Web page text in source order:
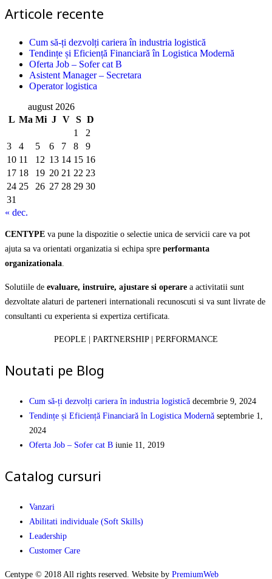
Articole recente
Cum să-ți dezvolți cariera în industria logistică
Tendințe și Eficiență Financiară în Logistica Modernă
Oferta Job – Sofer cat B
Asistent Manager – Secretara
Operator logistica
august 2026
L Ma Mi J V S D
1
2
3
4 5 6 7 8
9
10 11 12 13 14 15 16
17 18 19 20 21 22 23
24 25 26 27 28 29 30
31
« dec.
CENTYPE va pune la dispozitie o selectie unica de servicii care va pot
ajuta sa va orientati organizatia si echipa spre performanta
organizationala.
Solutiile de evaluare, instruire, ajustare si operare a activitatii sunt
dezvoltate alaturi de parteneri internationali recunoscuti si va sunt livrate de
consultanti cu experienta si expertiza certificata.
PEOPLE | PARTNERSHIP | PERFORMANCE
Noutati pe Blog
Cum să-ți dezvolți cariera în industria logistică decembrie 9, 2024
Tendințe și Eficiență Financiară în Logistica Modernă septembrie 1,
2024
Oferta Job – Sofer cat B iunie 11, 2019
Catalog cursuri
Vanzari
Abilitati individuale (Soft Skills)
Leadership
Customer Care
Centype © 2018 All rights reserved. Website by PremiumWeb